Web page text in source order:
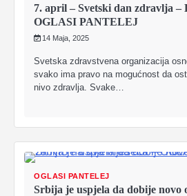
7. april – Svetski dan zdravlja –
OGLASI PANTELEJ
14 Maja, 2025
Svetska zdravstvena organizacija
svako ima pravo na mogućnost da
nivo zdravlja. Svake…
OGLASI PANTELEJ
Srbija je uspjela da dobije novo